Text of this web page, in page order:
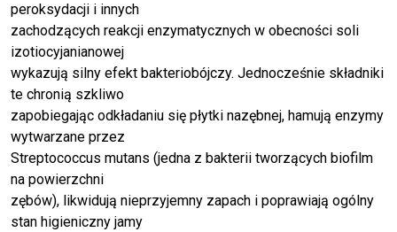
peroksydacji i innych
zachodzących reakcji enzymatycznych w obecności soli
izotiocyjanianowej
wykazują silny efekt bakteriobójczy. Jednocześnie składniki
te chronią szkliwo
zapobiegając odkładaniu się płytki nazębnej, hamują enzymy
wytwarzane przez
Streptococcus mutans (jedna z bakterii tworzących biofilm
na powierzchni
zębów), likwidują nieprzyjemny zapach i poprawiają ogólny
stan higieniczny jamy